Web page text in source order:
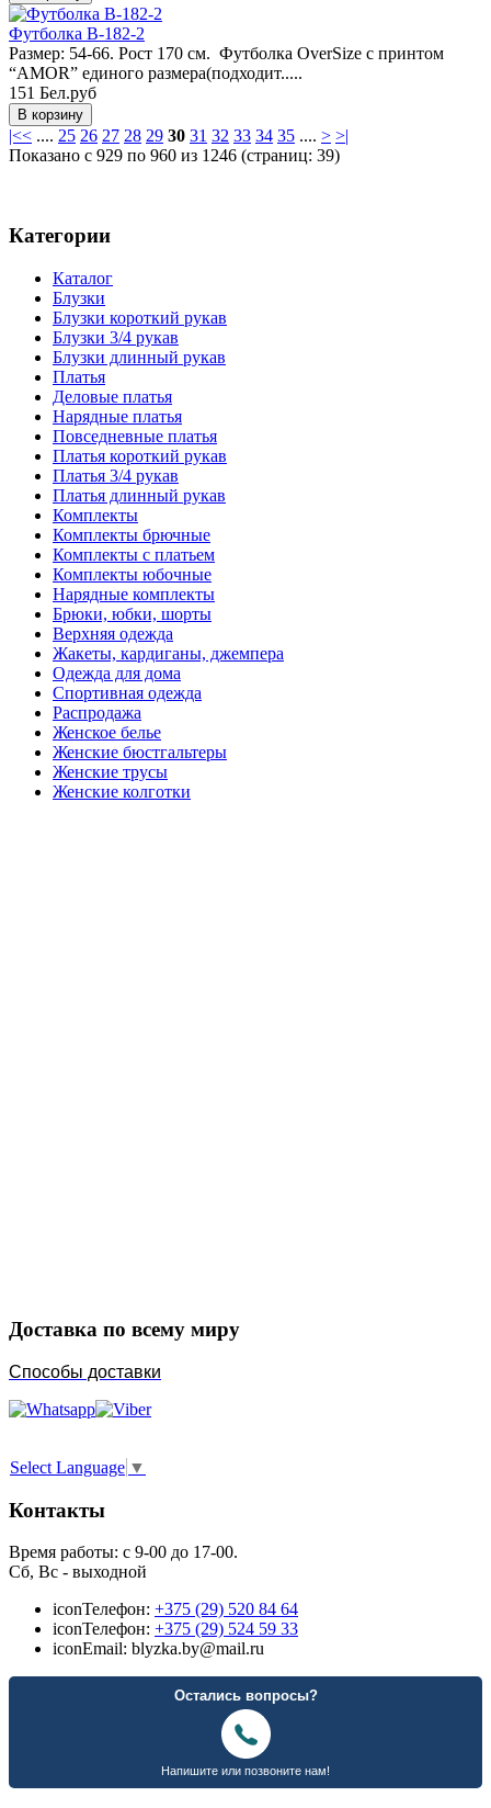
Футболка B-182-2
Размер: 54-66. Рост 170 см. Футболка OverSize с принтом
“AMOR” единого размера(подходит.....
151 Бел.руб
|<< .... 25 26 27 28 29 30 31 32 33 34 35 .... > >|
Показано с 929 по 960 из 1246 (страниц: 39)
Категории
Каталог
Блузки
Блузки короткий рукав
Блузки 3/4 рукав
Блузки длинный рукав
Платья
Деловые платья
Нарядные платья
Повседневные платья
Платья короткий рукав
Платья 3/4 рукав
Платья длинный рукав
Комплекты
Комплекты брючные
Комплекты с платьем
Комплекты юбочные
Нарядные комплекты
Брюки, юбки, шорты
Верхняя одежда
Жакеты, кардиганы, джемпера
Одежда для дома
Спортивная одежда
Распродажа
Женское белье
Женские бюстгальтеры
Женские трусы
Женские колготки
Доставка по всему миру
Способы доставки
Select Language ▼
Контакты
Время работы: с 9-00 до 17-00.
Сб, Вс - выходной
iconТелефон: +375 (29) 520 84 64
iconТелефон: +375 (29) 524 59 33
iconEmail: blyzka.by@mail.ru